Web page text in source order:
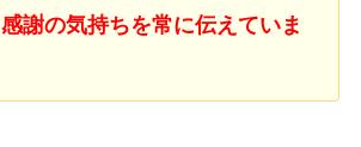
感謝の気持ちを常に伝えていま